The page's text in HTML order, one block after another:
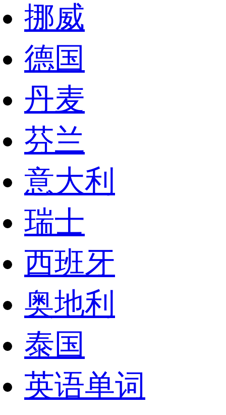
挪威
德国
丹麦
芬兰
意大利
瑞士
西班牙
奥地利
泰国
英语单词